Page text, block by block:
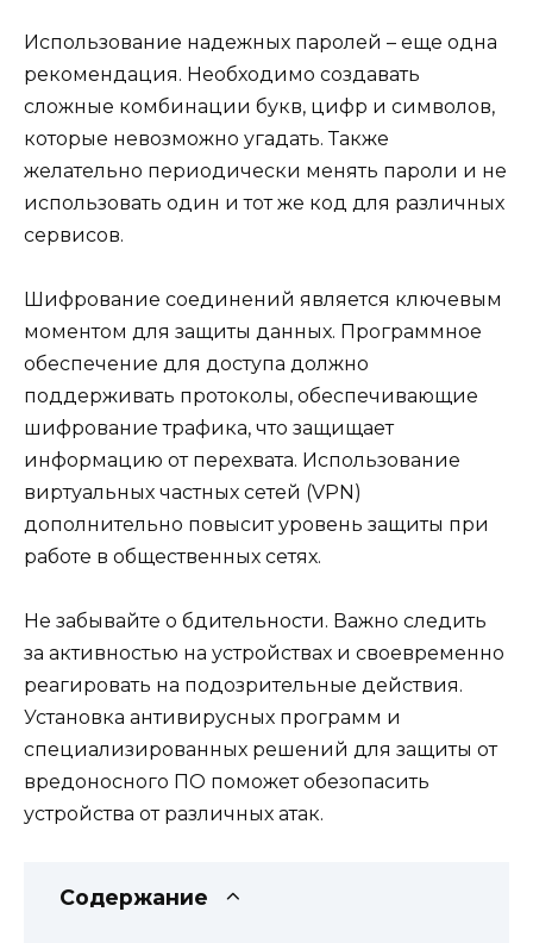
Использование надежных паролей – еще одна
рекомендация. Необходимо создавать
сложные комбинации букв, цифр и символов,
которые невозможно угадать. Также
желательно периодически менять пароли и не
использовать один и тот же код для различных
сервисов.
Шифрование соединений является ключевым
моментом для защиты данных. Программное
обеспечение для доступа должно
поддерживать протоколы, обеспечивающие
шифрование трафика, что защищает
информацию от перехвата. Использование
виртуальных частных сетей (VPN)
дополнительно повысит уровень защиты при
работе в общественных сетях.
Не забывайте о бдительности. Важно следить
за активностью на устройствах и своевременно
реагировать на подозрительные действия.
Установка антивирусных программ и
специализированных решений для защиты от
вредоносного ПО поможет обезопасить
устройства от различных атак.
Содержание